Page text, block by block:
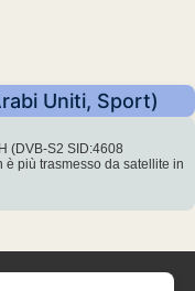
Uniti, Sport)
(DVB-S2 SID:4608
è più trasmesso da satellite in